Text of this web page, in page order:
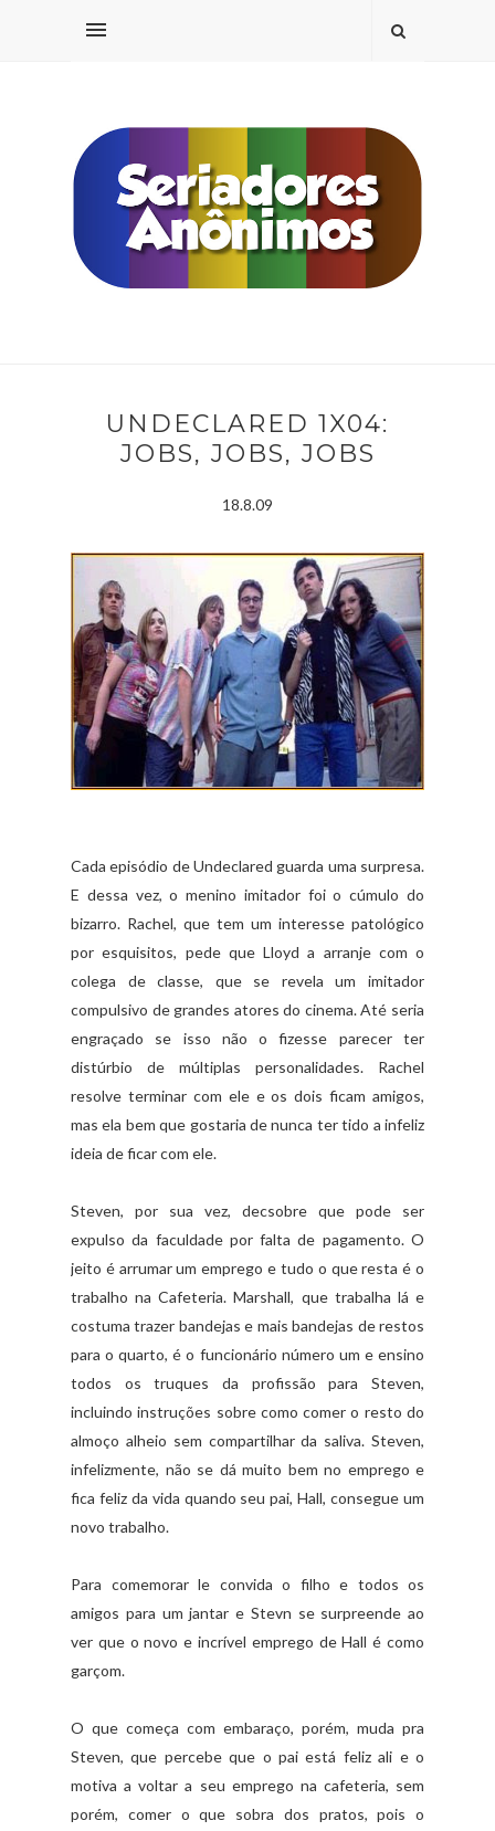
UNDECLARED 1X04:
JOBS, JOBS, JOBS
18.8.09
Cada episódio de Undeclared guarda uma surpresa.
E dessa vez, o menino imitador foi o cúmulo do
bizarro. Rachel, que tem um interesse patológico
por esquisitos, pede que Lloyd a arranje com o
colega de classe, que se revela um imitador
compulsivo de grandes atores do cinema. Até seria
engraçado se isso não o fizesse parecer ter
distúrbio de múltiplas personalidades. Rachel
resolve terminar com ele e os dois ficam amigos,
mas ela bem que gostaria de nunca ter tido a infeliz
ideia de ficar com ele.
Steven, por sua vez, decsobre que pode ser
expulso da faculdade por falta de pagamento. O
jeito é arrumar um emprego e tudo o que resta é o
trabalho na Cafeteria. Marshall, que trabalha lá e
costuma trazer bandejas e mais bandejas de restos
para o quarto, é o funcionário número um e ensino
todos os truques da profissão para Steven,
incluindo instruções sobre como comer o resto do
almoço alheio sem compartilhar da saliva. Steven,
infelizmente, não se dá muito bem no emprego e
fica feliz da vida quando seu pai, Hall, consegue um
novo trabalho.
Para comemorar le convida o filho e todos os
amigos para um jantar e Stevn se surpreende ao
ver que o novo e incrível emprego de Hall é como
garçom.
O que começa com embaraço, porém, muda pra
Steven, que percebe que o pai está feliz ali e o
motiva a voltar a seu emprego na cafeteria, sem
porém, comer o que sobra dos pratos, pois o